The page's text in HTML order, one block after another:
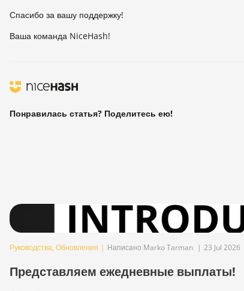
Спасибо за вашу поддержку!
Ваша команда NiceHash!
Понравилась статья? Поделитесь ею!
Руководства, Обновления | Написано Marko Tarman | 23 Jul 2026
Представляем ежедневные выплаты!